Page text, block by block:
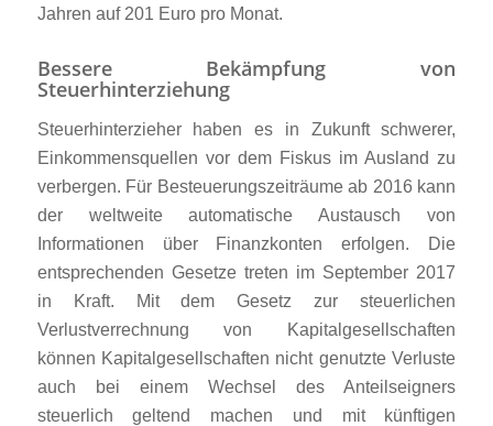
Jahren auf 201 Euro pro Monat.
Bessere Bekämpfung von
Steuerhinterziehung
Steuerhinterzieher haben es in Zukunft schwerer,
Einkommensquellen vor dem Fiskus im Ausland zu
verbergen. Für Besteuerungszeiträume ab 2016 kann
der weltweite automatische Austausch von
Informationen über Finanzkonten erfolgen. Die
entsprechenden Gesetze treten im September 2017
in Kraft. Mit dem Gesetz zur steuerlichen
Verlustverrechnung von Kapitalgesellschaften
können Kapitalgesellschaften nicht genutzte Verluste
auch bei einem Wechsel des Anteilseigners
steuerlich geltend machen und mit künftigen